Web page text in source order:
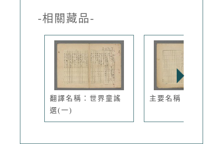
-相關藏品-
翻譯名稱：世界童謠
選(一)
主要名稱：民謠